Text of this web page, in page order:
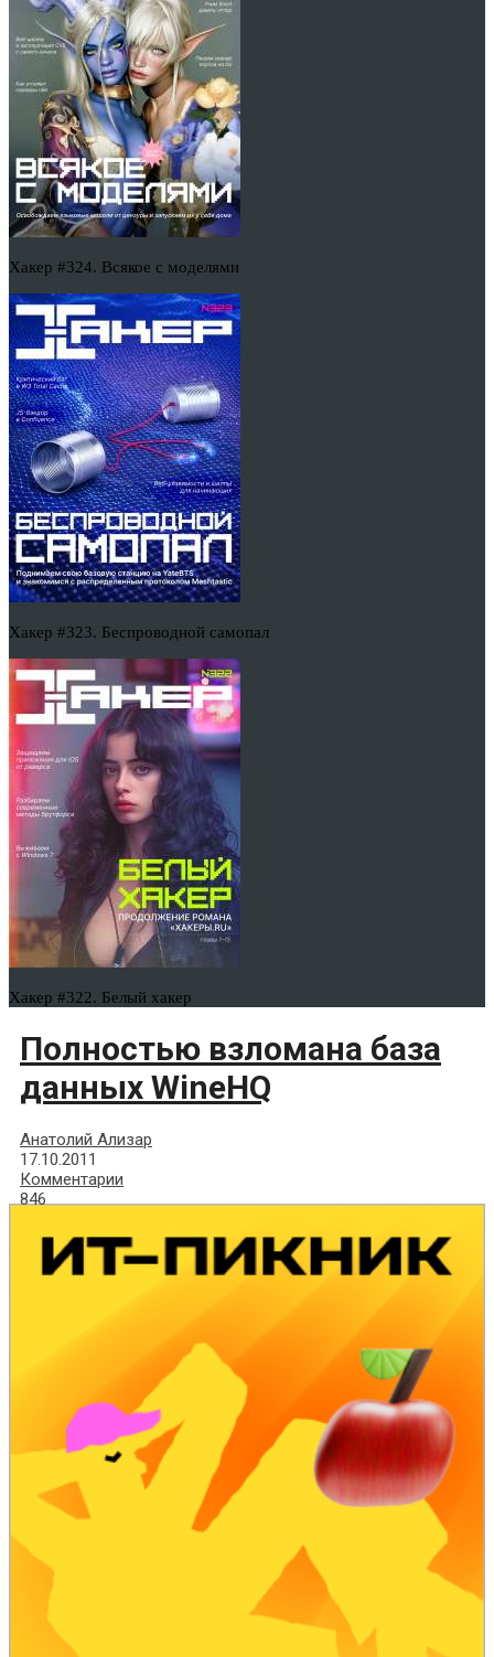
Хакер #324. Всякое с моделями
Хакер #323. Беспроводной самопал
Хакер #322. Белый хакер
Полностью взломана база
данных WineHQ
Анатолий Ализар
17.10.2011
Комментарии
846